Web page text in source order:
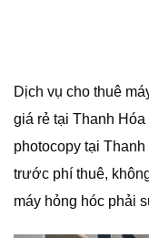
Dịch vụ cho thuê
giá rẻ tại Thanh
photocopy tại
trước phí thuê,
máy hỏng hóc phải